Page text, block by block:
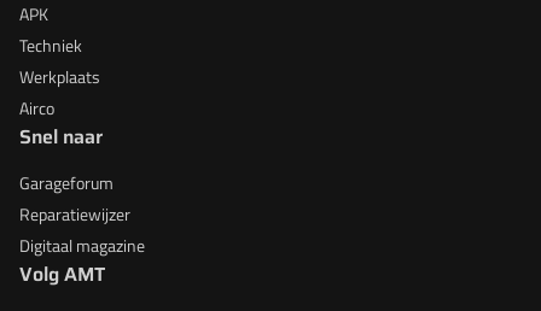
APK
Techniek
Werkplaats
Airco
Snel naar
Garageforum
Reparatiewijzer
Digitaal magazine
Volg AMT